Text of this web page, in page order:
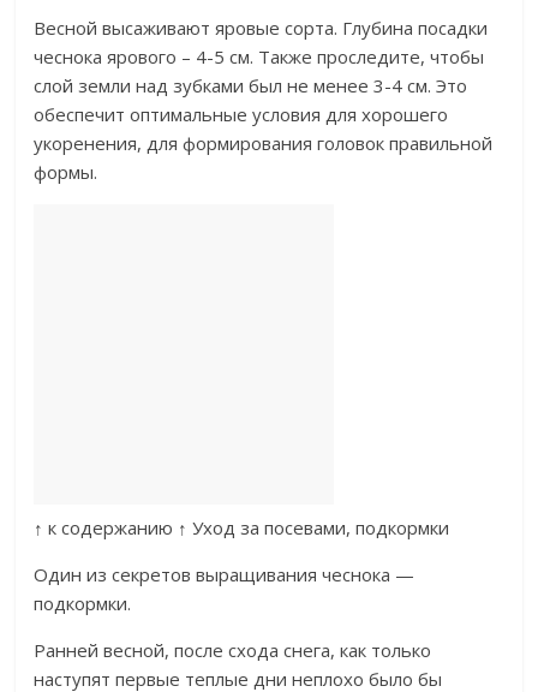
Весной высаживают яровые сорта. Глубина посадки
чеснока ярового – 4-5 см. Также проследите, чтобы
слой земли над зубками был не менее 3-4 см. Это
обеспечит оптимальные условия для хорошего
укоренения, для формирования головок правильной
формы.
↑ к содержанию ↑ Уход за посевами, подкормки
Один из секретов выращивания чеснока —
подкормки.
Ранней весной, после схода снега, как только
наступят первые теплые дни неплохо было бы